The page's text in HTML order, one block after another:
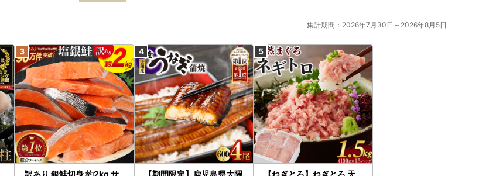
集計期間：2026年7月30日～2026年8月5日
訳あり 銀鮭切身 約2kg サ 【期間限定】鹿児島県大隅 【ねぎとろ】ねぎとろ 天